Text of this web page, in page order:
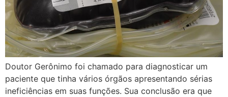
Doutor Gerônimo foi chamado para diagnosticar um
paciente que tinha vários órgãos apresentando sérias
ineficiências em suas funções. Sua conclusão era que